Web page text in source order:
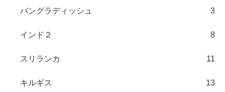
バングラディッシュ 3
インド２ 8
スリランカ 11
キルギス 13